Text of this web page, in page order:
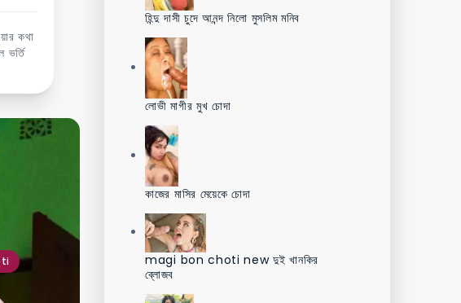
কথা
হিন্দু দাসী চুদে আনন্দ নিলো মুসলিম মনিব
লোভী মাগীর মুখ চোদা
কাজের মাসির মেয়েকে চোদা
magi bon choti new দুই খানকির
ব্লোজব